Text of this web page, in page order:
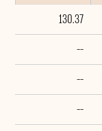
130.37
--
--
--